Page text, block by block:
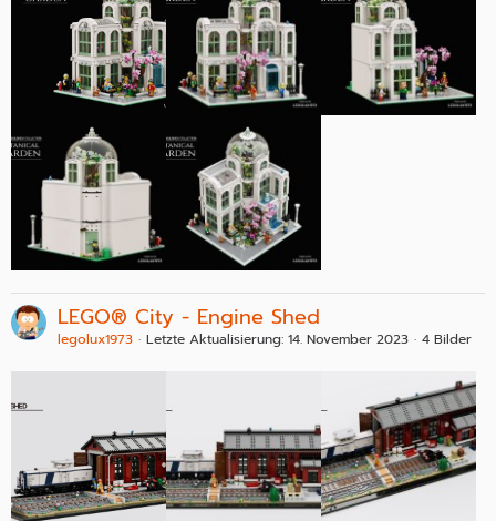
LEGO® City - Engine Shed
legolux1973 Letzte Aktualisierung: 14. November 2023 4 Bilder